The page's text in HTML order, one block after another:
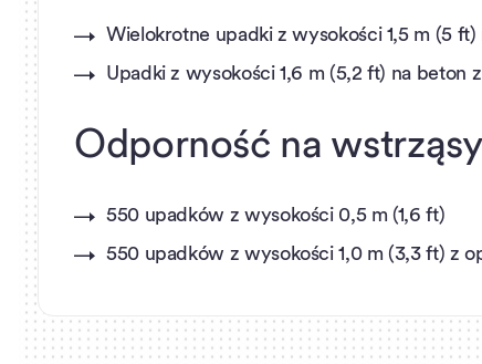
Wielokrotne upadki z wysokości 1,5 m (5
Upadki z wysokości 1,6 m (5,2 ft) na beton
Odporność na
550 upadków z wysokości 0,5 m (1,6 ft)
550 upadków z wysokości 1,0 m (3,3 ft) z